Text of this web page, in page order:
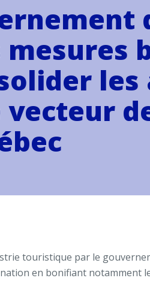
mesures
les
touristique par le
en bonifiant